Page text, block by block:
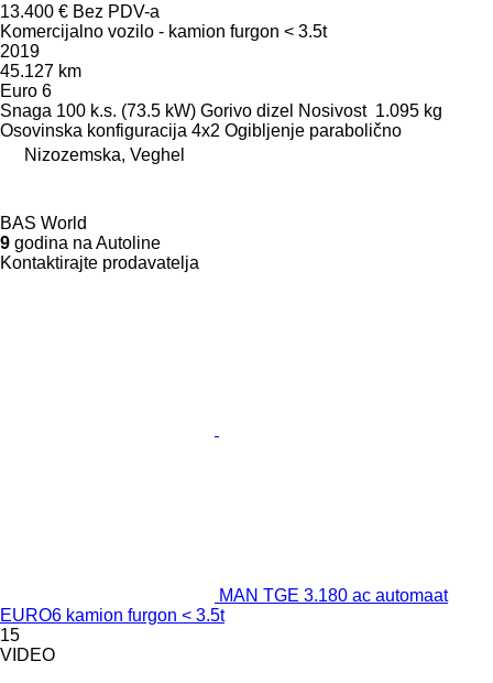
13.400 € Bez PDV-a
Komercijalno vozilo - kamion furgon < 3.5t
2019
45.127 km
Euro 6
Snaga 100 k.s. (73.5 kW) Gorivo dizel Nosivost 1.095 kg
Osovinska konfiguracija 4x2 Ogibljenje parabolično
Nizozemska, Veghel
BAS World
9 godina na Autoline
Kontaktirajte prodavatelja
MAN TGE 3.180 ac automaat
EURO6 kamion furgon < 3.5t
15
VIDEO